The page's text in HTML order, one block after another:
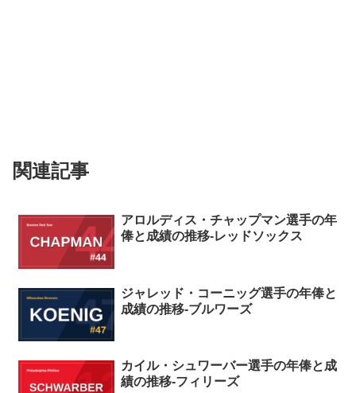
関連記事
アロルディス・チャップマン選手の年
俸と成績の推移-レッドソックス
ジャレッド・コーニッグ選手の年俸と
成績の推移-ブルワーズ
カイル・シュワーバー選手の年俸と成
績の推移-フィリーズ